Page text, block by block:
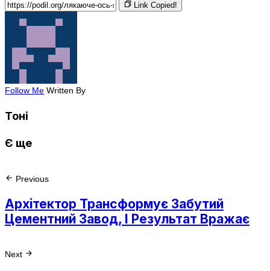
Link Copied!
Follow Me Written By
Тоні
Є ще
Previous
Архітектор Трансформує Забутий
Цементний Завод, І Результат Вражає
Next